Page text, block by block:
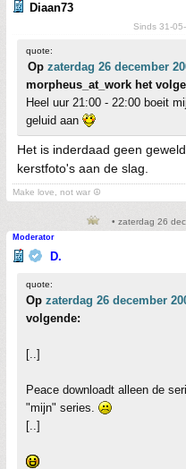
Diaan73
Sinds 31-
quote:
Op zaterdag 26 december
morpheus_at_work het
Heel uur 21:00 - 22:00 boeit
geluid aan
Het is inderdaad geen
kerstfoto's aan de slag.
Make love, not war ☮
• zaterdag 26
Moderator
D.
quote:
Op zaterdag 26 december
volgende:
[..]
Peace downloadt alleen de
"mijn" series.
[..]